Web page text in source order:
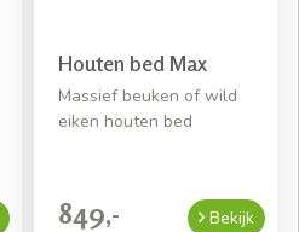
Houten bed Max
Massief beuken of wild
eiken houten bed
849,- Bekijk